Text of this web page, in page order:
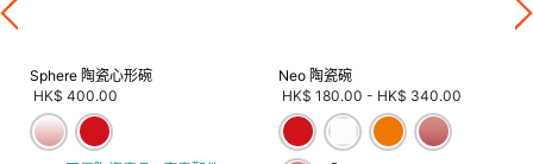
Sphere 陶瓷心形碗
HK$ 400.00
Neo 陶瓷碗
HK$ 180.00 - HK$ 340.00